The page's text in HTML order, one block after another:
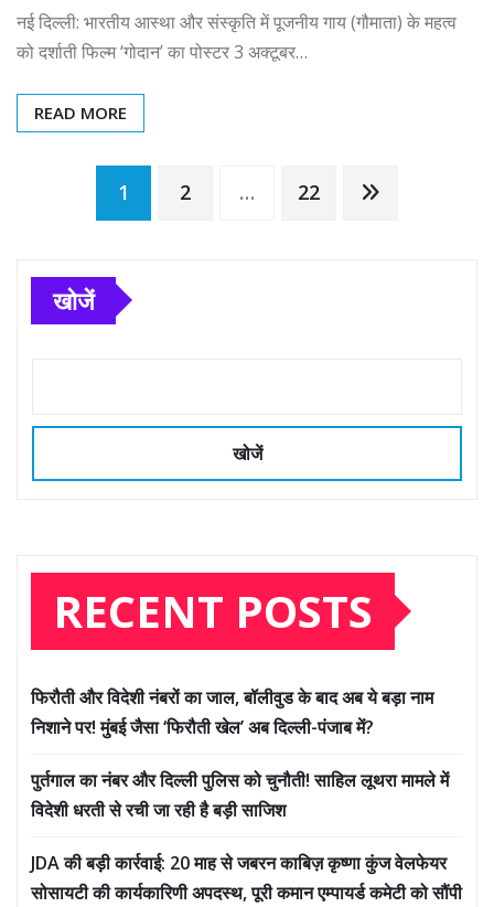
नई दिल्ली: भारतीय आस्था और संस्कृति में पूजनीय गाय (गौमाता) के महत्व
को दर्शाती फिल्म ‘गोदान’ का पोस्टर 3 अक्टूबर…
READ MORE
Posts
pagination
1 2 … 22
खोजें
खोजें
RECENT POSTS
फिरौती और विदेशी नंबरों का जाल, बॉलीवुड के बाद अब ये बड़ा नाम
निशाने पर! मुंबई जैसा ‘फिरौती खेल’ अब दिल्ली-पंजाब में?
पुर्तगाल का नंबर और दिल्ली पुलिस को चुनौती! साहिल लूथरा मामले में
विदेशी धरती से रची जा रही है बड़ी साजिश
JDA की बड़ी कार्रवाई: 20 माह से जबरन काबिज़ कृष्णा कुंज वेलफेयर
सोसायटी की कार्यकारिणी अपदस्थ, पूरी कमान एम्पायर्ड कमेटी को सौंपी